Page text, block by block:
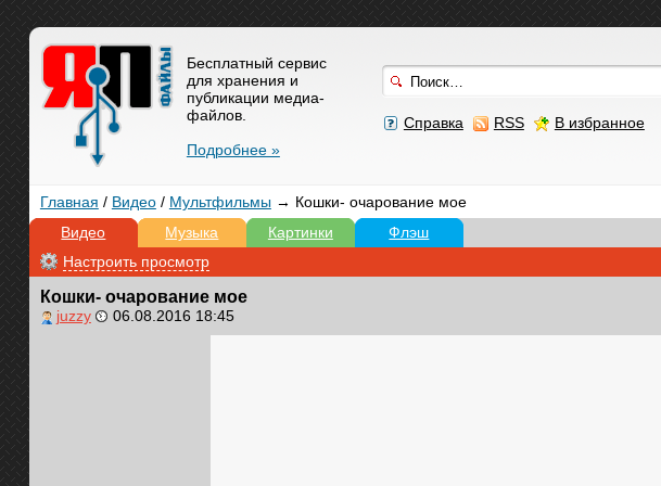
Справка RSS В избранное
Бесплатный сервис
для хранения и
публикации медиа-
файлов.
Подробнее »
Главная / Видео/ Мультфильмы→ Кошки- очарование мое
Видео
Музыка Картинки Флэш
Настроить просмотр
Кошки- очарование мое
juzzy 06.08.2016 18:45